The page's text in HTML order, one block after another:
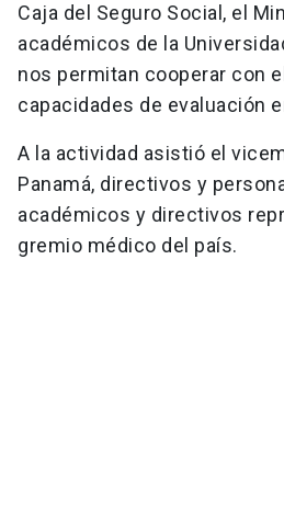
Caja del Seguro Social, el
académicos de la
nos permitan cooperar con
capacidades de evaluación
A la actividad asistió el
Panamá, directivos y
académicos y directivos
gremio médico del país.